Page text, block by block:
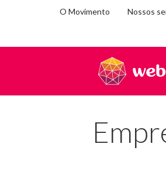
O Movimento Nossos
Na mídia